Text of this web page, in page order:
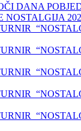
DANA
NOSTALGIJA